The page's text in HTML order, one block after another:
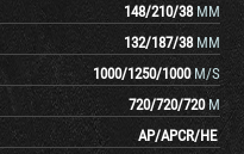
148/210/38 MM
132/187/38 MM
1000/1250/1000 M/S
720/720/720 M
AP/APCR/HE